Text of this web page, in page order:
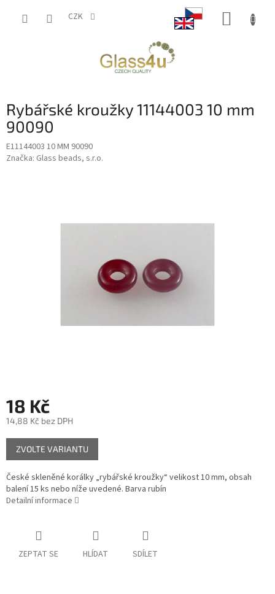
CZK
Rybářské kroužky 11144003 10 mm
90090
E11144003 10 MM 90090
Značka: Glass beads, s.r.o.
18 Kč
14,88 Kč bez DPH
Měrná
cena:
ZVOLTE VARIANTU
České skleněné korálky „rybářské kroužky“ velikost 10 mm, obsah
balení 15 ks nebo níže uvedené. Barva rubín
Detailní informace
ZEPTAT SE HLÍDAT SDÍLET